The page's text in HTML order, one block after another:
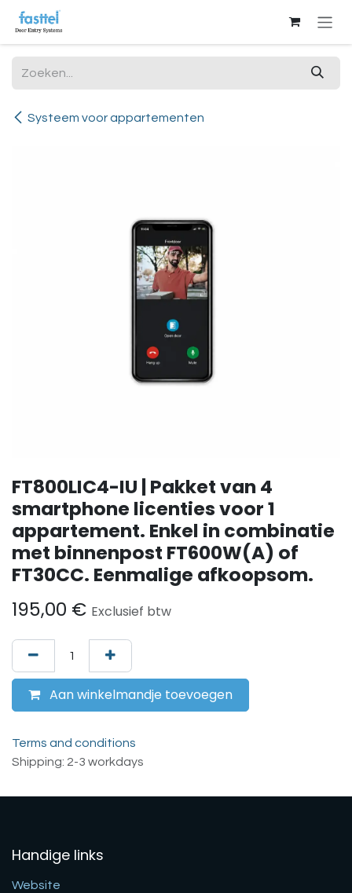
Overslaan naar inhoud
Systeem voor appartementen
FT800LIC4-IU | Pakket van 4
smartphone licenties voor 1
appartement. Enkel in combinatie
met binnenpost FT600W(A) of
FT30CC. Eenmalige afkoopsom.
195,00 € Exclusief btw
Aan winkelmandje toevoegen
Terms and conditions
Shipping: 2-3 workdays
Handige links
Website